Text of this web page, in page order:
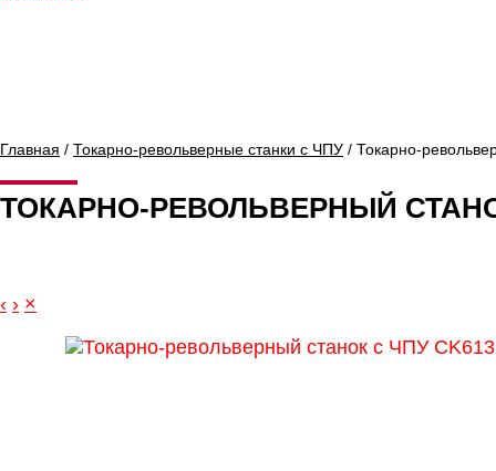
Главная / Токарно-револьверные станки с ЧПУ / Токарно-
ТОКАРНО-РЕВОЛЬВЕРНЫЙ
‹ › ×